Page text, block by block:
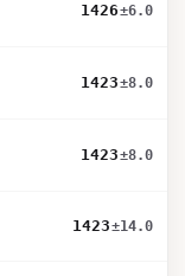
1426±6.0
1423±8.0
1423±8.0
1423±14.0